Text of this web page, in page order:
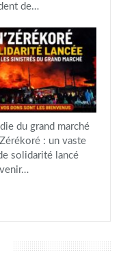
de…
du grand marché
: un vaste
solidarité lancé